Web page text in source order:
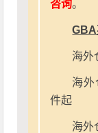
咨询。
GBA
海外
海外
件起
海外